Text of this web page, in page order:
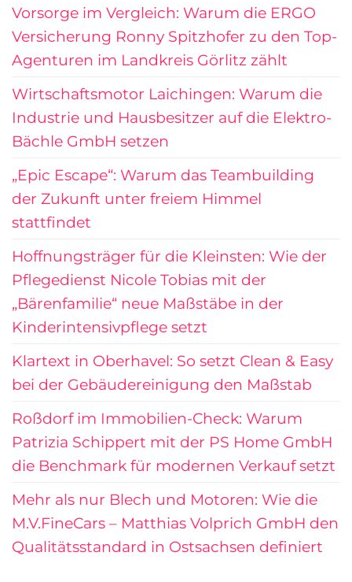
Vorsorge im Vergleich: Warum die ERGO
Versicherung Ronny Spitzhofer zu den Top-
Agenturen im Landkreis Görlitz zählt
Wirtschaftsmotor Laichingen: Warum die
Industrie und Hausbesitzer auf die Elektro-
Bächle GmbH setzen
„Epic Escape“: Warum das Teambuilding
der Zukunft unter freiem Himmel
stattfindet
Hoffnungsträger für die Kleinsten: Wie der
Pflegedienst Nicole Tobias mit der
„Bärenfamilie“ neue Maßstäbe in der
Kinderintensivpflege setzt
Klartext in Oberhavel: So setzt Clean & Easy
bei der Gebäudereinigung den Maßstab
Roßdorf im Immobilien-Check: Warum
Patrizia Schippert mit der PS Home GmbH
die Benchmark für modernen Verkauf setzt
Mehr als nur Blech und Motoren: Wie die
M.V.FineCars – Matthias Volprich GmbH den
Qualitätsstandard in Ostsachsen definiert